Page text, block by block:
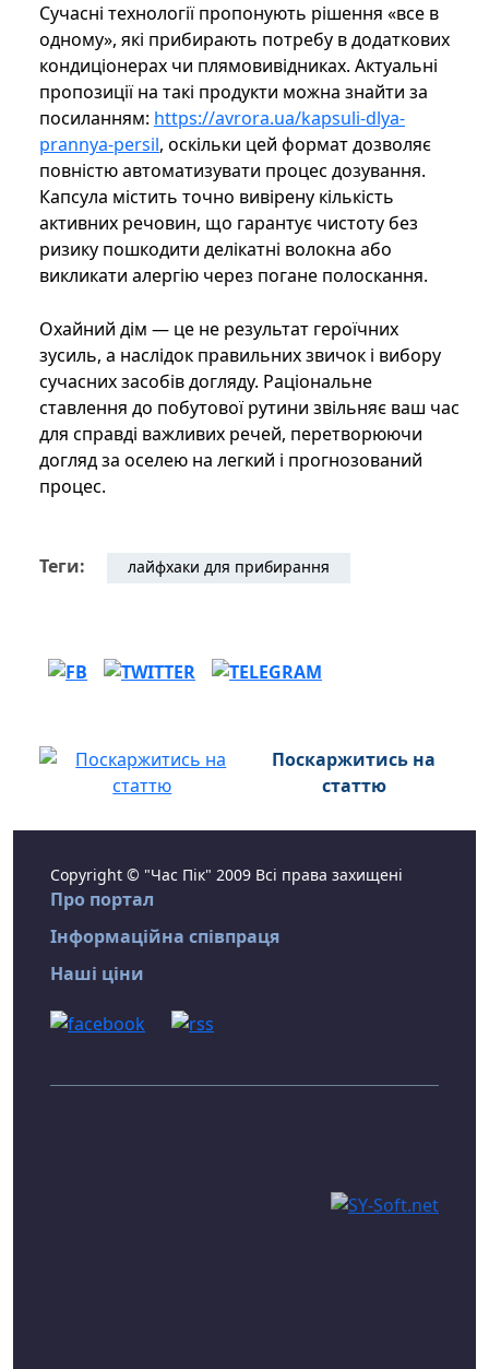
Сучасні технології пропонують рішення «все в
одному», які прибирають потребу в додаткових
кондиціонерах чи плямовивідниках. Актуальні
пропозиції на такі продукти можна знайти за
посиланням: https://avrora.ua/kapsuli-dlya-
prannya-persil, оскільки цей формат дозволяє
повністю автоматизувати процес дозування.
Капсула містить точно вивірену кількість
активних речовин, що гарантує чистоту без
ризику пошкодити делікатні волокна або
викликати алергію через погане полоскання.
Охайний дім — це не результат героїчних
зусиль, а наслідок правильних звичок і вибору
сучасних засобів догляду. Раціональне
ставлення до побутової рутини звільняє ваш час
для справді важливих речей, перетворюючи
догляд за оселею на легкий і прогнозований
процес.
Теги: лайфхаки для прибирання
Поскаржитись на
статтю
Copyright © "Час Пік" 2009 Всі права захищені
Про портал
Інформаційна співпраця
Наші ціни